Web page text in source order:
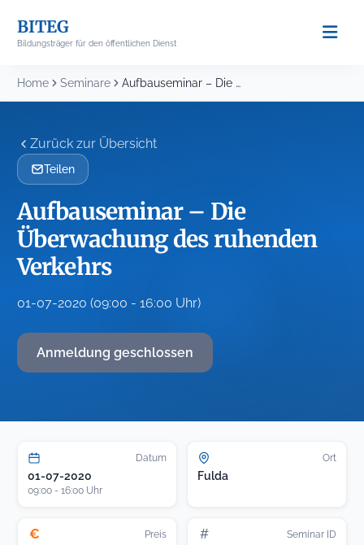
content
BITEG
Bildungsträger für den öffentlichen Dienst
Home Seminare Aufbauseminar – Die Überwachung des ruhenden Verkehrs
Zurück zur Übersicht
Teilen
Aufbauseminar – Die
Überwachung des ruhenden
Verkehrs
01-07-2020 (09:00 - 16:00 Uhr)
Anmeldung geschlossen
Datum
01-07-2020
09:00 - 16:00 Uhr
Ort
Fulda
€ Preis # Seminar ID